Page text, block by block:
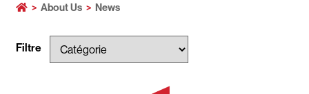
>About Us >News
Filtre